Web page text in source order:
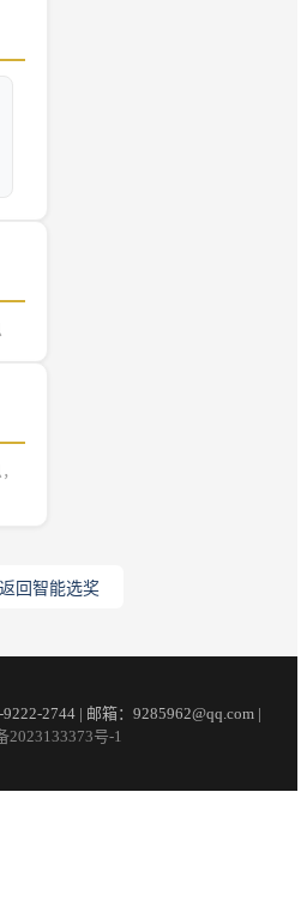
回智能选奖
2744 | 邮箱：9285962@qq.com |
2023133373号-1